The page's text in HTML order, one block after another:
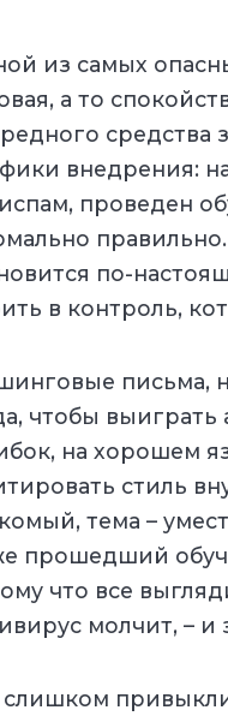
из самых
а то
внедрения:
проведен
по-
в контроль,
письма,
чтобы выиграть
на хорошем
стиль
тема –
прошедший
что все
молчит, –